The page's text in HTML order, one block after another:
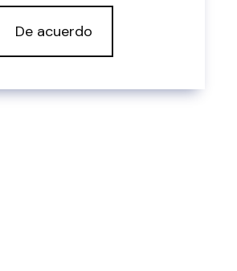
De acuerdo